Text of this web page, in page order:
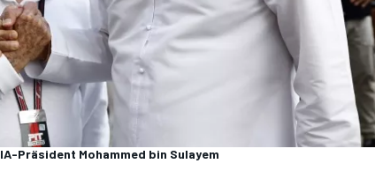
Präsident Mohammed bin Sulayem